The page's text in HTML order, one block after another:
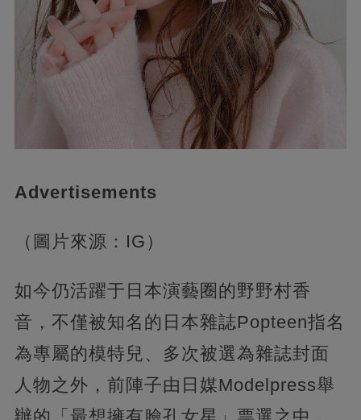
Advertisements
（圖片來源：IG）
如今仍活躍于日本演藝圈的野野村香
音，不僅被知名的日本雜誌Popteen指名
為專屬的模特兒、多次被選為雜誌封面
人物之外，前陣子由日媒Modelpress舉
辦的「最想擁有臉孔女星」票選之中，